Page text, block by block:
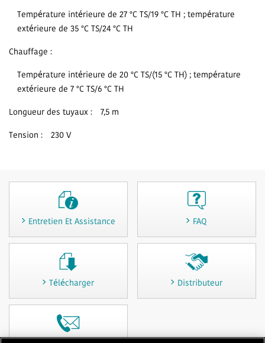
Température intérieure de 27 °C TS/19 °C TH ; température
extérieure de 35 °C TS/24 °C TH
Chauffage :
Température intérieure de 20 °C TS/(15 °C TH) ; température
extérieure de 7 °C TS/6 °C TH
Longueur des tuyaux : 7,5 m
Tension : 230 V
Entretien Et Assistance FAQ
Télécharger Distributeur